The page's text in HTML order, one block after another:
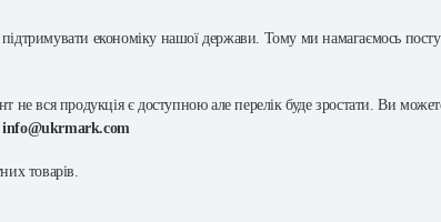
економіку нашої держави. Тому ми намагаємось
вся продукція є доступною але перелік буде зростати. Ви
info@ukrmark.com
товарів.